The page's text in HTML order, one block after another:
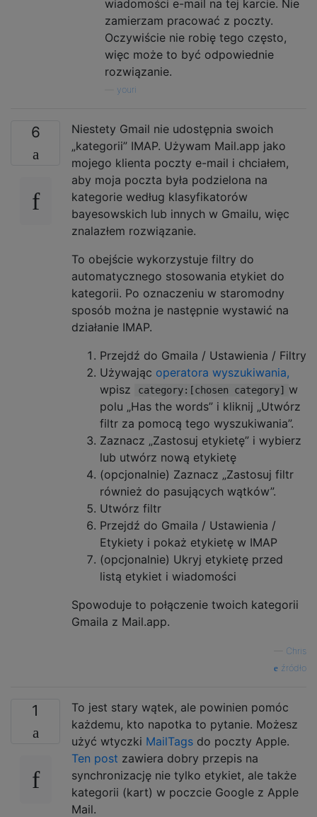
wiadomości e-mail na tej karcie. Nie
zamierzam pracować z poczty.
Oczywiście nie robię tego często,
więc może to być odpowiednie
rozwiązanie.
youri
6
Niestety Gmail nie udostępnia swoich
„kategorii” IMAP. Używam Mail.app jako
mojego klienta poczty e-mail i chciałem,
aby moja poczta była podzielona na
kategorie według klasyfikatorów
bayesowskich lub innych w Gmailu, więc
znalazłem rozwiązanie.
To obejście wykorzystuje filtry do
automatycznego stosowania etykiet do
kategorii. Po oznaczeniu w staromodny
sposób można je następnie wystawić na
działanie IMAP.
Przejdź do Gmaila / Ustawienia / Filtry
Używając operatora wyszukiwania,
wpisz
category:[chosen category] w
polu „Has the words” i kliknij „Utwórz
filtr za pomocą tego wyszukiwania”.
Zaznacz „Zastosuj etykietę” i wybierz
lub utwórz nową etykietę
(opcjonalnie) Zaznacz „Zastosuj filtr
również do pasujących wątków”.
Utwórz filtr
Przejdź do Gmaila / Ustawienia /
Etykiety i pokaż etykietę w IMAP
(opcjonalnie) Ukryj etykietę przed
listą etykiet i wiadomości
Spowoduje to połączenie twoich kategorii
Gmaila z Mail.app.
Chris
źródło
1
To jest stary wątek, ale powinien pomóc
każdemu, kto napotka to pytanie. Możesz
użyć wtyczki MailTags do poczty Apple.
Ten post zawiera dobry przepis na
synchronizację nie tylko etykiet, ale także
kategorii (kart) w poczcie Google z Apple
Mail.